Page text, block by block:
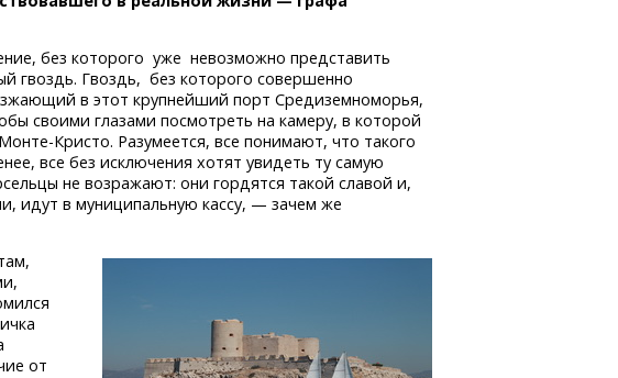
без которого уже невозможно представить
гвоздь. Гвоздь, без которого совершенно
в этот крупнейший порт Средиземноморья,
своими глазами посмотреть на камеру, в которой
Монте-Кристо. Разумеется, все понимают, что такого
все без исключения хотят увидеть ту самую
не возражают: они гордятся такой славой и,
идут в муниципальную кассу, — зачем же
от